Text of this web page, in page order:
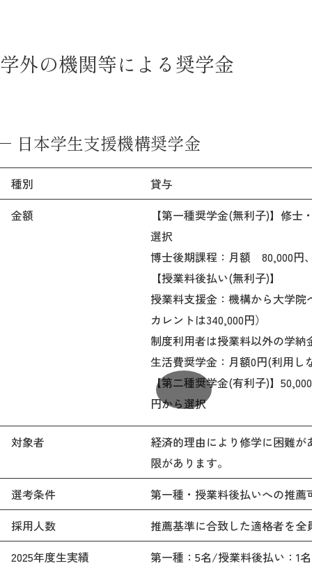
学外の機関等による奨学金
日本学生支援機構奨学金
種別
貸与
金額
【第一種奨学金(無利子)】修
選択
博士後期課程：月額 80,000円
【授業料後払い(無利子)】
授業料支援金：機構から大学院
カレントは340,000円）
制度利用者は授業料以外の学納
生活費奨学金：月額0円(利用し
【第二種奨学金(有利子)】
円から選択
対象者
経済的理由により修学に困難
限があります。
選考条件
第一種・授業料後払いへの推薦
採用人数
推薦基準に合致した適格者を全
2025年度生実績
第一種：5名/授業料後払い：1